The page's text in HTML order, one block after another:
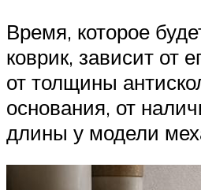
Время, которое
коврик, зависит от
от толщины
основания, от
длины у модели